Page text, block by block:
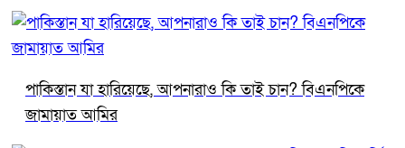
পাকিস্তান যা হারিয়েছে, আপনারাও কি তাই চান? বিএনপিকে
জামায়াত আমির